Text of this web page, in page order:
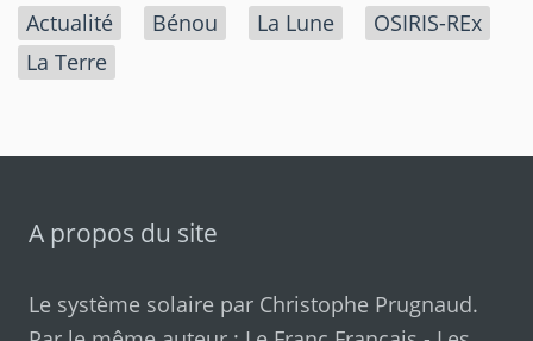
Actualité Bénou La Lune
OSIRIS-REx
La Terre
A propos du site
Le système solaire par Christophe Prugnaud.